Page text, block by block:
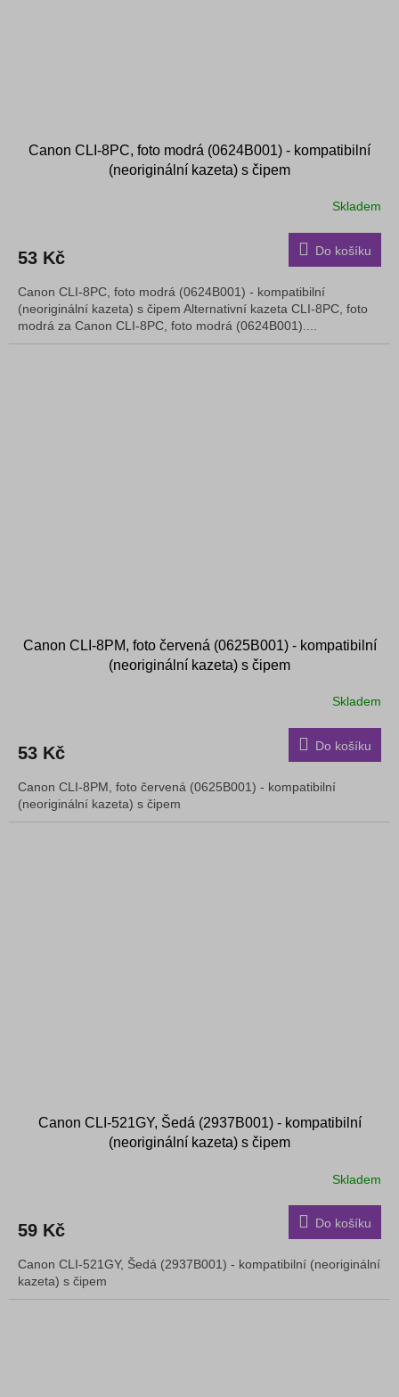
Canon CLI-8PC, foto modrá (0624B001) - kompatibilní
(neoriginální kazeta) s čipem
Skladem
53 Kč Do košíku
Canon CLI-8PC, foto modrá (0624B001) - kompatibilní
(neoriginální kazeta) s čipem Alternativní kazeta CLI-8PC, foto
modrá za Canon CLI-8PC, foto modrá (0624B001)....
Canon CLI-8PM, foto červená (0625B001) - kompatibilní
(neoriginální kazeta) s čipem
Skladem
53 Kč Do košíku
Canon CLI-8PM, foto červená (0625B001) - kompatibilní
(neoriginální kazeta) s čipem
Canon CLI-521GY, Šedá (2937B001) - kompatibilní
(neoriginální kazeta) s čipem
Skladem
59 Kč Do košíku
Canon CLI-521GY, Šedá (2937B001) - kompatibilní (neoriginální
kazeta) s čipem